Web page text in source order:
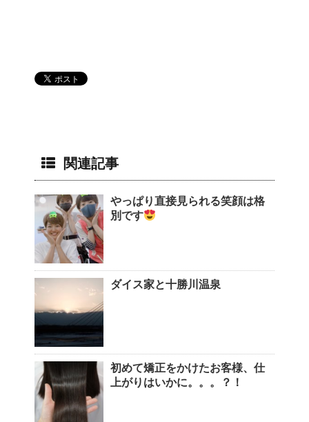
関連記事
やっぱり直接見られる笑顔は格
別です
ダイス家と十勝川温泉
初めて矯正をかけたお客様、仕
上がりはいかに。。。？！